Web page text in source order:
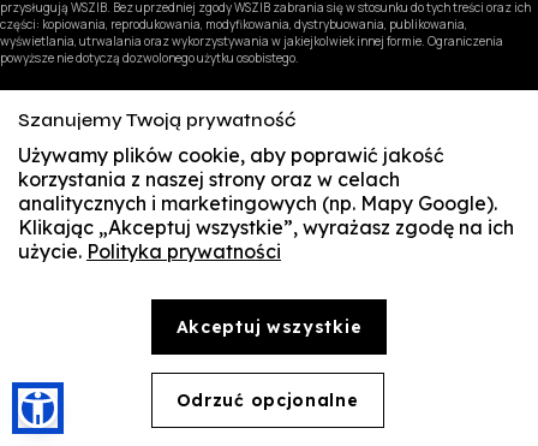
przysługują WSZIB. Bez uprzedniej zgody WSZIB zabrania się w stosunku do tych treści oraz ich
części: kopiowania, reprodukowania, modyfikowania, dystrybuowania, publikowania,
wyświetlania, utrwalania oraz wykorzystywania w jakiejkolwiek innej formie. Ograniczenia
powyższe nie dotyczą dozwolonego użytku osobistego.
Szanujemy Twoją prywatność
Używamy plików cookie, aby poprawić jakość
korzystania z naszej strony oraz w celach
analitycznych i marketingowych (np. Mapy Google).
Klikając „Akceptuj wszystkie”, wyrażasz zgodę na ich
użycie. Polityka prywatności
Akceptuj wszystkie
Odrzuć opcjonalne